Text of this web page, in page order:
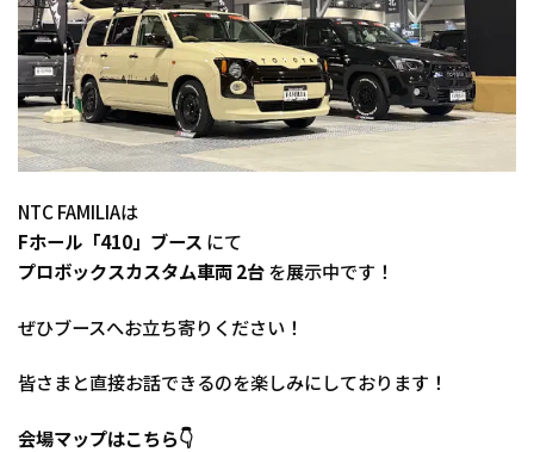
NTC FAMILIAは
Fホール「410」ブース にて
プロボックスカスタム車両 2台を展示中です！
ぜひブースへお立ち寄りください！
皆さまと直接お話できるのを楽しみにしております！
会場マップはこちら👇